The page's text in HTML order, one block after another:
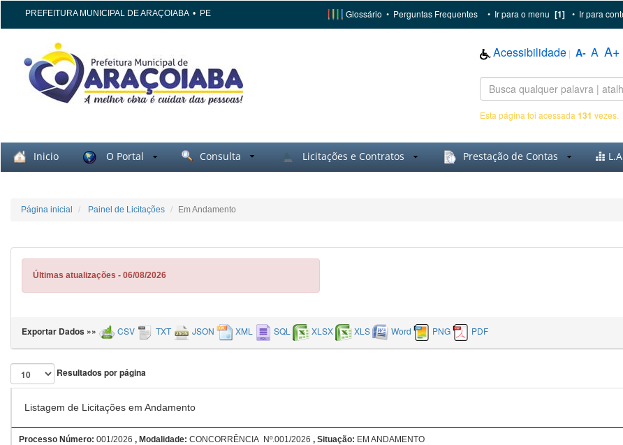
PREFEITURA MUNICIPAL DE ARAÇOIABA • PE Glossário • Perguntas Frequentes • Ir para o menu [1] • Ir para
Acessibilidade | A- A A+
Esta página foi acessada 131 vezes.
Inicio O Portal Consulta Licitações e Contratos Prestação de Contas
Página inicial Painel de Licitações Em Andamento
Últimas atualizações - 06/08/2026
Exportar Dados »» CSV TXT JSON XML SQL XLSX XLS Word PNG PDF
Resultados por página
Listagem de Licitações em Andamento
Processo Número: 001/2026 , Modalidade: CONCORRÊNCIA Nº.001/2026 , Situação: EM ANDAMENTO